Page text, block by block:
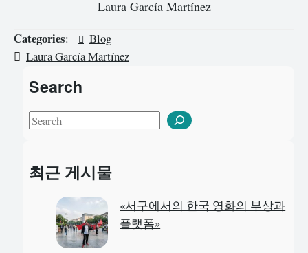
Laura García Martínez
Categories:
Blog
Laura García Martínez
Search
S
r
최근 게시물
«서구에서의 한국 영화의 부상과
플랫폼»